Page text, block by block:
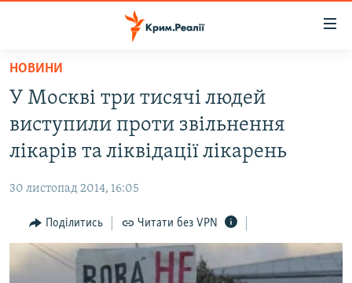
Перейти
основного
матеріалу
Перейти
до
основної
Перейти
до
пошуку
ВІДЕО ТА ФОТО
БЛОГИ
ПОГЛЯД
ІНТЕРВ'Ю
НОВИНИ
У Москві три тисячі людей
виступили проти звільнення
лікарів та ліквідації лікарень
30 листопад 2014, 16:05
Поділитись Читати без VPN